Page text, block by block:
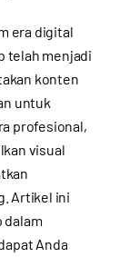
era digital
telah menjadi
konten
untuk
profesional,
visual
Artikel ini
dalam
Anda